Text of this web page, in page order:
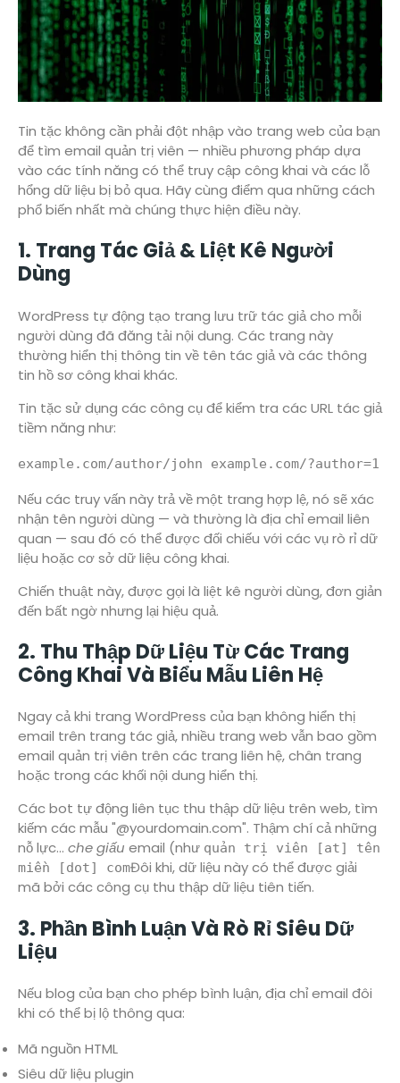
Tin tặc không cần phải đột nhập vào trang web của bạn
để tìm email quản trị viên — nhiều phương pháp dựa
vào các tính năng có thể truy cập công khai và các lỗ
hổng dữ liệu bị bỏ qua. Hãy cùng điểm qua những cách
phổ biến nhất mà chúng thực hiện điều này.
1. Trang Tác Giả & Liệt Kê Người
Dùng
WordPress tự động tạo trang lưu trữ tác giả cho mỗi
người dùng đã đăng tải nội dung. Các trang này
thường hiển thị thông tin về tên tác giả và các thông
tin hồ sơ công khai khác.
Tin tặc sử dụng các công cụ để kiểm tra các URL tác giả
tiềm năng như:
Nếu các truy vấn này trả về một trang hợp lệ, nó sẽ xác
nhận tên người dùng — và thường là địa chỉ email liên
quan — sau đó có thể được đối chiếu với các vụ rò rỉ dữ
liệu hoặc cơ sở dữ liệu công khai.
Chiến thuật này, được gọi là liệt kê người dùng, đơn giản
đến bất ngờ nhưng lại hiệu quả.
2. Thu Thập Dữ Liệu Từ Các Trang
Công Khai Và Biểu Mẫu Liên Hệ
Ngay cả khi trang WordPress của bạn không hiển thị
email trên trang tác giả, nhiều trang web vẫn bao gồm
email quản trị viên trên các trang liên hệ, chân trang
hoặc trong các khối nội dung hiển thị.
Các bot tự động liên tục thu thập dữ liệu trên web, tìm
kiếm các mẫu "@yourdomain.com". Thậm chí cả những
nỗ lực... che giấu email (như quản trị viên [at] tên
miền [dot] comĐôi khi, dữ liệu này có thể được giải
mã bởi các công cụ thu thập dữ liệu tiên tiến.
3. Phần Bình Luận Và Rò Rỉ Siêu Dữ
Liệu
Nếu blog của bạn cho phép bình luận, địa chỉ email đôi
khi có thể bị lộ thông qua:
Mã nguồn HTML
Siêu dữ liệu plugin